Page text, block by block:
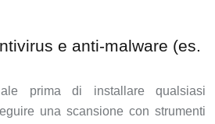
e anti-malware (es.
prima di installare qualsiasi
una scansione con strumenti